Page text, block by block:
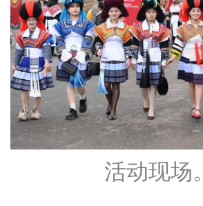
活动现场。